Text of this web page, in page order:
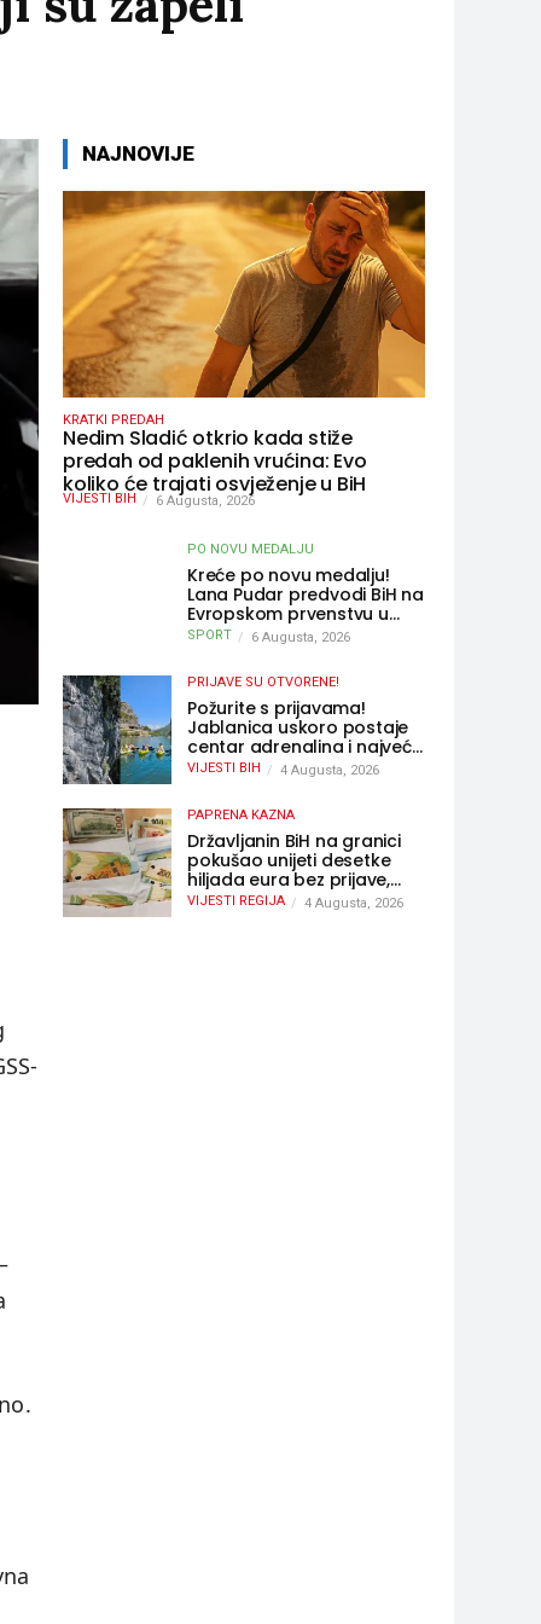
NAJNOVIJE
KRATKI PREDAH
Nedim Sladić otkrio kada stiže
predah od paklenih vrućina: Evo
koliko će trajati osvježenje u BiH
VIJESTI BIH 6 Augusta, 2026
PO NOVU MEDALJU
Kreće po novu medalju!
Lana Pudar predvodi BiH na
Evropskom prvenstvu u
Parizu
SPORT 6 Augusta, 2026
PRIJAVE SU OTVORENE!
Požurite s prijavama!
Jablanica uskoro postaje
centar adrenalina i najveće
outdoor avanture ovog
VIJESTI BIH 4 Augusta, 2026
PAPRENA KAZNA
Državljanin BiH na granici
pokušao unijeti desetke
hiljada eura bez prijave,
uslijedila “paprena” kazna
VIJESTI REGIJA 4 Augusta, 2026